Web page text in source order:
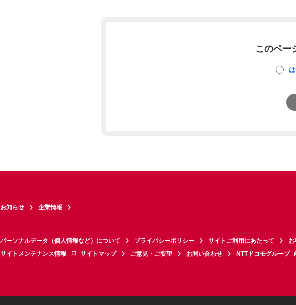
このペー
お知らせ 企業情報
パーソナルデータ（個人情報など）について プライバシーポリシー サイトご利用にあたって
サイトメンテナンス情報
サイトマップ ご意見・ご要望 お問い合わせ NTTドコモグループ